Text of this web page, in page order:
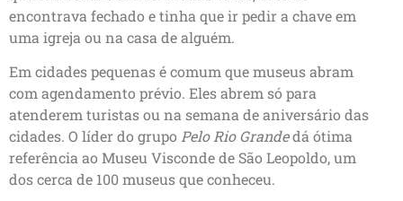
encontrava fechado e tinha que ir pedir a chave em
uma igreja ou na casa de alguém.
Em cidades pequenas é comum que museus abram
com agendamento prévio. Eles abrem só para
atenderem turistas ou na semana de aniversário das
cidades. O líder do grupo Pelo Rio Grandedá ótima
referência ao Museu Visconde de São Leopoldo, um
dos cerca de 100 museus que conheceu.